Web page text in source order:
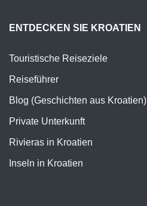
ENTDECKEN SIE KROATIEN
Touristische Reiseziele
Reiseführer
Blog (Geschichten aus Kroatien)
Private Unterkunft
Rivieras in Kroatien
Inseln in Kroatien